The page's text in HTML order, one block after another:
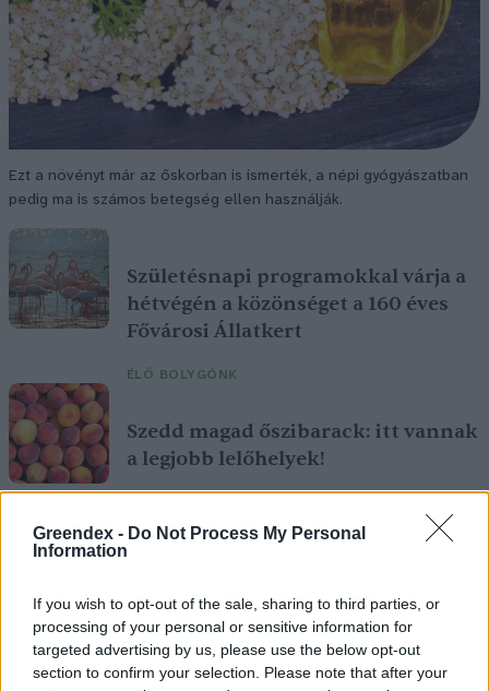
Greendex - Do Not Process My Personal
Information
If you wish to opt-out of the sale, sharing to third parties, or
processing of your personal or sensitive information for
targeted advertising by us, please use the below opt-out
section to confirm your selection. Please note that after your
Ezt a növényt már az őskorban is ismerték, a népi gyógyászatban
pedig ma is számos betegség ellen használják.
Születésnapi programokkal várja a
hétvégén a közönséget a 160 éves
Fővárosi Állatkert
ÉLŐ BOLYGÓNK
Szedd magad őszibarack: itt vannak
a legjobb lelőhelyek!